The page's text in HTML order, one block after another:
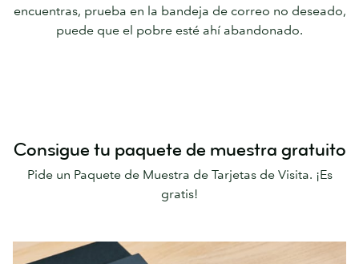
encuentras, prueba en la bandeja de correo no deseado,
puede que el pobre esté ahí abandonado.
Consigue tu paquete de muestra gratuito
Pide un Paquete de Muestra de Tarjetas de Visita. ¡Es
gratis!